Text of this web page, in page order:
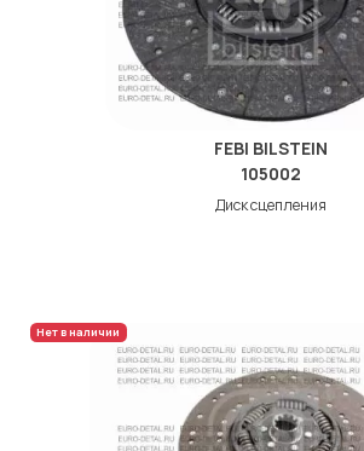
FEBI BILSTEIN
105002
Диск сцепления
Нет в наличии